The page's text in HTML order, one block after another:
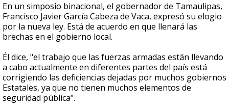
En un simposio binacional, el gobernador de Tamaulipas,
Francisco Javier García Cabeza de Vaca, expresó su elogio
por la nueva ley. Está de acuerdo en que llenará las
brechas en el gobierno local.
Él dice, "el trabajo que las fuerzas armadas están llevando
a cabo actualmente en diferentes partes del país está
corrigiendo las deficiencias dejadas por muchos gobiernos
Estatales, ya que no tienen muchos elementos de
seguridad pública".